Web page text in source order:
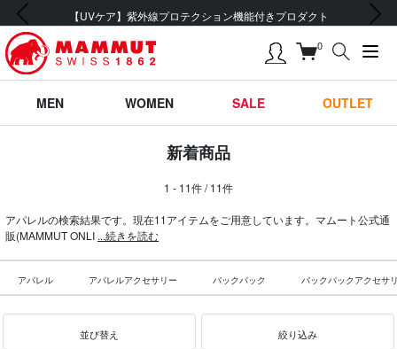
【UVケア】紫外線プロテクション機能付きプロダクト
前の画像 次の画像
0
MEN WOMEN SALE OUTLET
新着商品
1 - 11件 / 11件
アパレルの検索結果です。現在11アイテムをご用意しています。マムート公式通
販(MAMMUT ONLI ...続きを読む
アパレル アパレルアクセサリー バックパック バックパックアクセサ
並び替え 絞り込み